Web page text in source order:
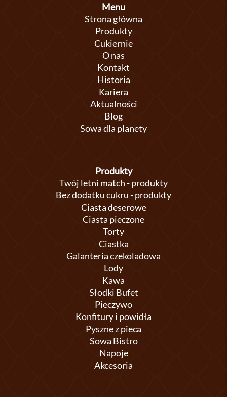
Menu
Strona główna
Produkty
Cukiernie
O nas
Kontakt
Historia
Kariera
Aktualności
Blog
Sowa dla planety
Produkty
Twój letni match - produkty
Bez dodatku cukru - produkty
Ciasta deserowe
Ciasta pieczone
Torty
Ciastka
Galanteria czekoladowa
Lody
Kawa
Słodki Bufet
Pieczywo
Konfitury i powidła
Pyszne z pieca
Sowa Bistro
Napoje
Akcesoria